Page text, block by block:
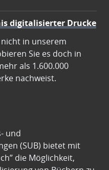
digitalisierter Drucke
in unserem
Sie es doch in
als 1.600.000
nachweist.
und
(SUB) bietet mit
die Möglichkeit,